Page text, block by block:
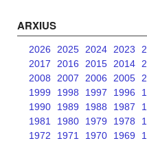
ARXIUS
2026 2025 2024 2023
2017
2016 2015 2014
2008
2007 2006 2005
1999
1998 1997 1996
1990
1989 1988 1987
1981
1980 1979 1978
1972
1971 1970 1969